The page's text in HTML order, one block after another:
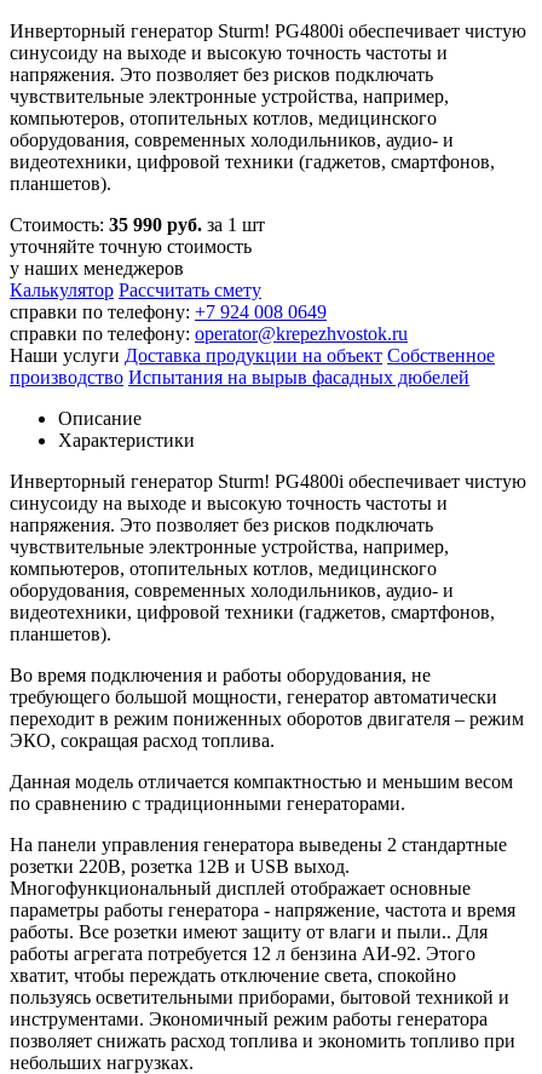
Инверторный генератор Sturm! PG4800i обеспечивает чистую
синусоиду на выходе и высокую точность частоты и
напряжения. Это позволяет без рисков подключать
чувствительные электронные устройства, например,
компьютеров, отопительных котлов, медицинского
оборудования, современных холодильников, аудио- и
видеотехники, цифровой техники (гаджетов, смартфонов,
планшетов).
Стоимость: 35 990 руб. за 1 шт
уточняйте точную стоимость
у наших менеджеров
Калькулятор Рассчитать смету
справки по телефону: +7 924 008 0649
справки по телефону: operator@krepezhvostok.ru
Наши услуги Доставка продукции на объект Собственное
производство Испытания на вырыв фасадных дюбелей
Описание
Характеристики
Инверторный генератор Sturm! PG4800i обеспечивает чистую
синусоиду на выходе и высокую точность частоты и
напряжения. Это позволяет без рисков подключать
чувствительные электронные устройства, например,
компьютеров, отопительных котлов, медицинского
оборудования, современных холодильников, аудио- и
видеотехники, цифровой техники (гаджетов, смартфонов,
планшетов).
Во время подключения и работы оборудования, не
требующего большой мощности, генератор автоматически
переходит в режим пониженных оборотов двигателя – режим
ЭКО, сокращая расход топлива.
Данная модель отличается компактностью и меньшим весом
по сравнению с традиционными генераторами.
На панели управления генератора выведены 2 стандартные
розетки 220В, розетка 12В и USB выход.
Многофункциональный дисплей отображает основные
параметры работы генератора - напряжение, частота и время
работы. Все розетки имеют защиту от влаги и пыли.. Для
работы агрегата потребуется 12 л бензина АИ-92. Этого
хватит, чтобы переждать отключение света, спокойно
пользуясь осветительными приборами, бытовой техникой и
инструментами. Экономичный режим работы генератора
позволяет снижать расход топлива и экономить топливо при
небольших нагрузках.